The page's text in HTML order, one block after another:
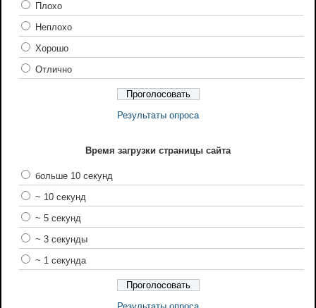
Плохо
Неплохо
Хорошо
Отлично
Результаты опроса
Время загрузки страницы сайта
больше 10 секунд
~ 10 секунд
~ 5 секунд
~ 3 секунды
~ 1 секунда